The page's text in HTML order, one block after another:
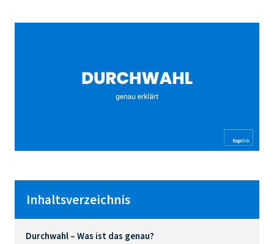
Inhaltsverzeichnis
Durchwahl – Was ist das genau?